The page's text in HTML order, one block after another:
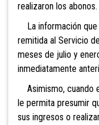
realizaron los abonos.
La información que
remitida al Servicio
meses de julio y
inmediatamente
Asimismo, cuando
le permita presumir
sus ingresos o